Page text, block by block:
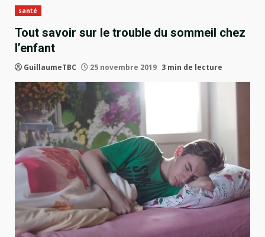
santé
Tout savoir sur le trouble du sommeil chez
l’enfant
GuillaumeTBC 25 novembre 2019 3 min de lecture